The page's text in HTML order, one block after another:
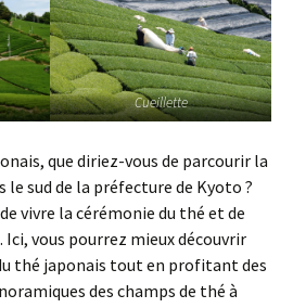
Cueillette
que diriez-vous de parcourir la
le sud de la préfecture de Kyoto ?
vivre la cérémonie du thé et de
. Ici, vous pourrez mieux découvrir
thé japonais tout en profitant des
des champs de thé à